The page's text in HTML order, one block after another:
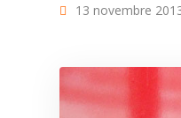
13 novembre